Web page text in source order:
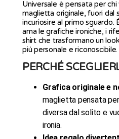
Universale è pensata per chi
maglietta originale, fuori dal
incuriosire al primo sguardo.
ama le grafiche ironiche, i
shirt che trasformano un
più personale e riconoscibile.
PERCHÉ
Grafica originale e
maglietta pensata
diversa dal solito e
ironia.